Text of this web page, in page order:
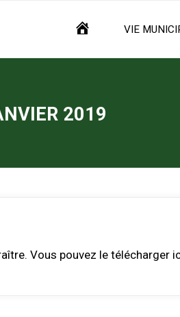
ACCUEILVIE
2019
Vous pouvez le télécharger